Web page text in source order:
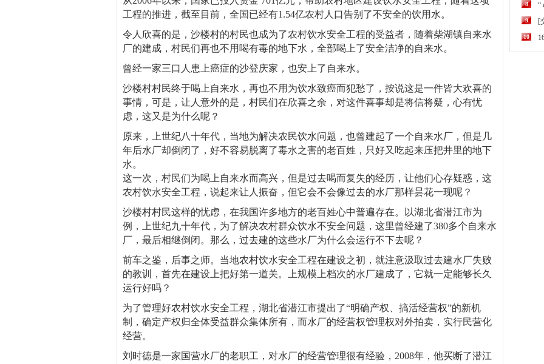
工程的推进，截至目前，全国已经有1.54亿农村人口告别了不安全的饮用水。
令人欣喜的是，沙楼村的村民也成为了农村饮水安全工程的受益者，随着柴湖镇自来水
厂的建成，村民们再也不用喝有毒的地下水，全部喝上了安全洁净的自来水。
曾经一家三口人患上癌症的沙登庆家，也安上了自来水。
沙楼村村民终于喝上自来水，再也不用为饮水致癌而犯愁了，按说这是一件皆大欢喜的
事情，可是，让人意外的是，村民们在欣喜之余，对这件喜事却是将信将疑，心有忧
虑，这又是为什么呢？
原来，上世纪八十年代，当地为解决农民饮水问题，也曾建起了一个自来水厂，但是几
年后水厂却倒闭了，好不容易脱离了毒水之害的老百姓，只好又吃起来压把井里的地下
水。
这一次，村民们为喝上自来水而高兴，但是过去喝而复失的经历，让他们心存疑惑，这
农村饮水安全工程，说起来让人振奋，但它会不会像过去的水厂那样昙花一现呢？
沙楼村村民这样的忧虑，在我国许多地方的老百姓心中普遍存在。以湖北省潜江市为
例，上世纪九十年代，为了解决农村群众饮水不安全问题，这里曾经建了380多个自来水
厂，最后相继倒闭。那么，过去建的这些水厂为什么会运行不下去呢？
前车之鉴，后事之师。当地农村饮水安全工程在建设之初，就注意汲取过去建水厂失败
的教训，首先在建设上把好第一道关。上规模上档次的水厂建成了，它就一定能够长久
运行好吗？
为了管理好农村饮水安全工程，湖北省潜江市提出了“明确产权、搞活经营权”的新机
制，确定产权归全体受益群众集体所有，而水厂的经营权管理权对外拍卖，实行民营化
经营。
刘时德是一家国营水厂的老职工，对水厂的经营管理很有经验，2008年，他买断了潜江
8 “
9 [
10